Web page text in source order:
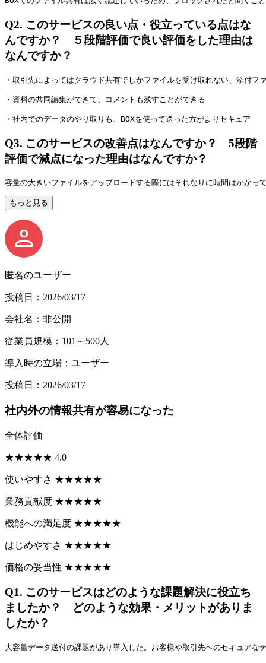
Q2. このサービスの良い点・役立っている点はな
んですか？ ５段階評価で良い評価をした理由は
なんですか？
・取引先によってはクラウド共有でしかファイルを受け取れない、添付
・資料の共同編集ができて、コメントも残すことができる
・社内でのデータのやり取りも、BOXを使って送った方がよりセキュア
Q3. このサービスの改善点はなんですか？ 5段階
評価で減点になった理由はなんですか？
容量の大きいファイルをアップロードする際にはそれなりに時間はかかっ
もっと見る
匿名のユーザー
投稿日：2026/03/17
会社名：非公開
従業員規模：101～500人
導入時の立場：ユーザー
投稿日：2026/03/17
社内外の情報共有が容易になった
全体評価
★★★★★ 4.0
使いやすさ ★★★★★
業務貢献度 ★★★★★
機能への満足度 ★★★★★
はじめやすさ ★★★★★
価格の妥当性 ★★★★★
Q1. このサービスはどのような課題解決に役立ち
ましたか？ どのような効果・メリットがありま
したか？
大容量データ送付の課題があり導入した。お客様や取引先へのセキュアな